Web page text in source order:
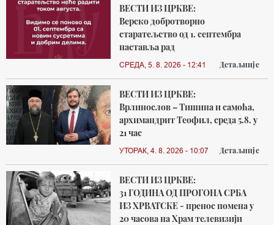
ВЕСТИ ИЗ ЦРКВЕ:
Верско добротворно
старатељство од 1. септембра
наставља рад
СРЕДА, 5. 8. 2026 - 12:41 Детаљније
ВЕСТИ ИЗ ЦРКВЕ:
Врлинослов – Тишина и самоћа,
архимандрит Теофил, среда 5.8. у
21 час
УТОРАК, 4. 8. 2026 - 10:07 Детаљније
ВЕСТИ ИЗ ЦРКВЕ:
31 ГОДИНА ОД ПРОГОНА СРБА
ИЗ ХРВАТСКЕ - пренос помена у
20 часова на Храм телевизији